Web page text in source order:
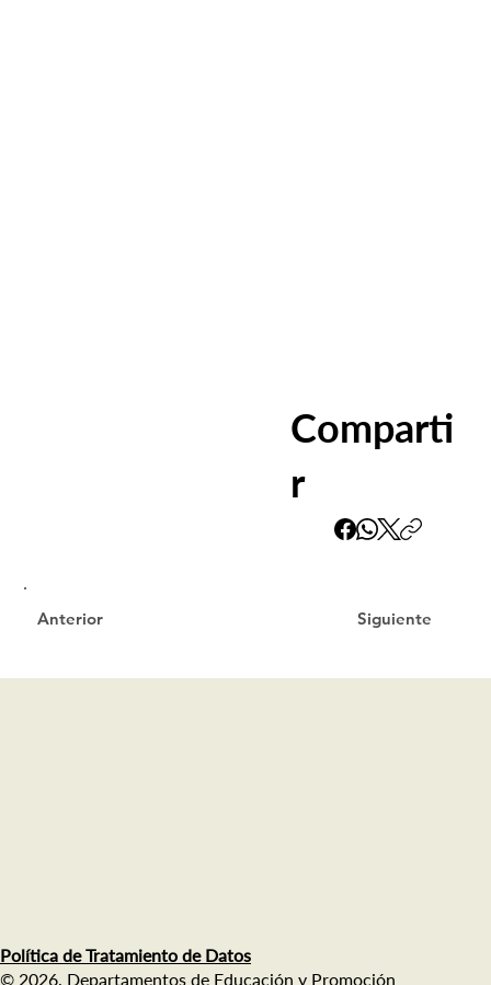
Comparti
r
Siguiente
Anterior
Política de Tratamiento de Datos
© 2026. Departamentos de Educación y Promoción